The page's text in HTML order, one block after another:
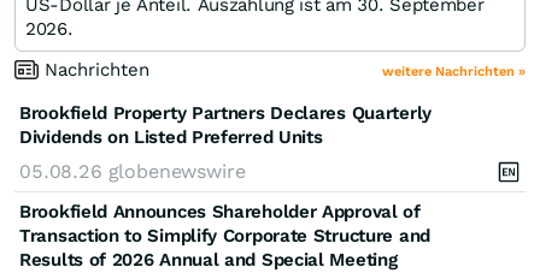
US-Dollar je Anteil. Auszahlung ist am 30. September
2026.
Nachrichten
weitere Nachrichten »
Brookfield Property Partners Declares Quarterly
Dividends on Listed Preferred Units
05.08.26 globenewswire
Brookfield Announces Shareholder Approval of
Transaction to Simplify Corporate Structure and
Results of 2026 Annual and Special Meeting